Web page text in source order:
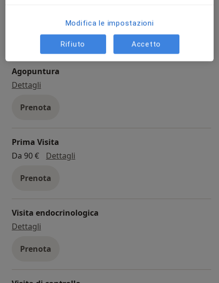
Visita Reumatologica: Le malattie reumatiche
possono causare dolore e disagio. Il nostro
reumatologo è specializzato nella diagnosi e nel
trattamento di patologie articolari e muscolari,
aiutandovi a vivere una vita attiva e senza dolore.
arterie è essenziale per la circolazione sanguigna.
soluzioni per migliorare la vostra circolazione.
gestione attenta. Il nostro diabetologo vi guiderà
mantenere stabili i livelli di zucchero nel sangue.
corpo, e la salute cardiaca è fondamentale per il
Agopuntura
Dettagli
Prenota
Prima Visita
Da 90 €
Dettagli
Prenota
Visita endocrinologica
Dettagli
Prenota
Modifica le impostazioni
Rifiuto Accetto